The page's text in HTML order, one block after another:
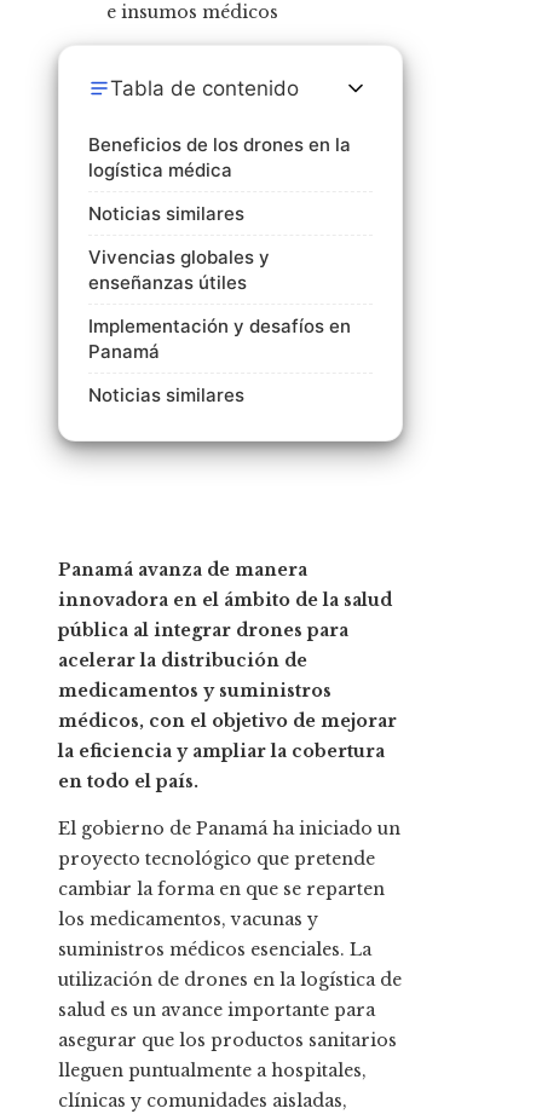
Tabla de contenido
Beneficios de los drones en la
logística médica
Noticias similares
Vivencias globales y
enseñanzas útiles
Implementación y desafíos en
Panamá
Noticias similares
Panamá avanza de manera
innovadora en el ámbito de la salud
pública al integrar drones para
acelerar la distribución de
medicamentos y suministros
médicos, con el objetivo de mejorar
la eficiencia y ampliar la cobertura
en todo el país.
El gobierno de Panamá ha iniciado un
proyecto tecnológico que pretende
cambiar la forma en que se reparten
los medicamentos, vacunas y
suministros médicos esenciales. La
utilización de drones en la logística de
salud es un avance importante para
asegurar que los productos sanitarios
lleguen puntualmente a hospitales,
clínicas y comunidades aisladas,